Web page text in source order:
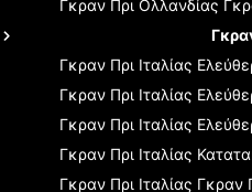
Γκραν Πρι Ολλανδίας
Γκραν Πρι Ιταλίας
Γκραν Πρι Ιταλίας
Γκραν Πρι Ιταλίας
Γκραν Πρι Ιταλίας
Γκραν Πρι Ιταλίας Γκραν